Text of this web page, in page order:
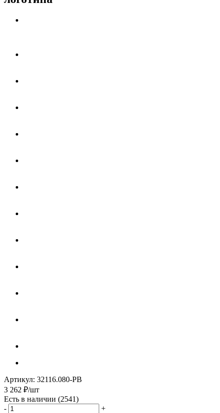
Артикул: 32116.080-PB
3 262 ₽/шт
Есть в наличии (2541)
-
+